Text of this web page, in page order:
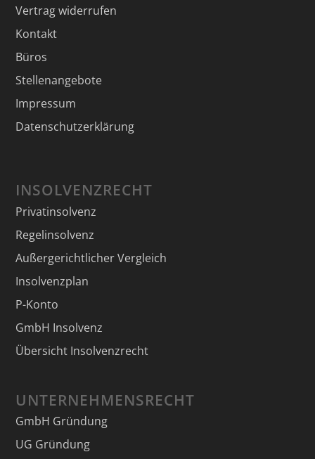
Vertrag widerrufen
Kontakt
Büros
Stellenangebote
Impressum
Datenschutzerklärung
INSOLVENZRECHT
Privatinsolvenz
Regelinsolvenz
Außergerichtlicher Vergleich
Insolvenzplan
P-Konto
GmbH Insolvenz
Übersicht Insolvenzrecht
UNTERNEHMENSRECHT
GmbH Gründung
UG Gründung